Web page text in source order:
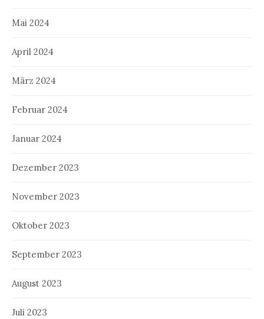
Mai 2024
April 2024
März 2024
Februar 2024
Januar 2024
Dezember 2023
November 2023
Oktober 2023
September 2023
August 2023
Juli 2023